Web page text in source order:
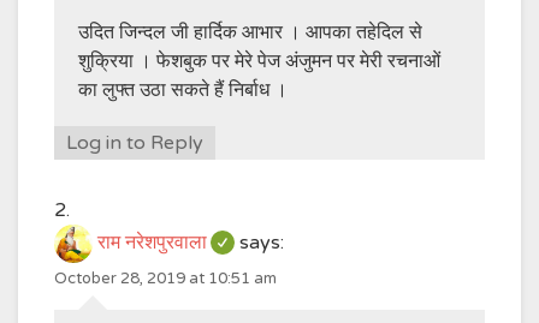
उदित जिन्दल जी हार्दिक आभार । आपका तहेदिल से
शुक्रिया । फेशबुक पर मेरे पेज अंजुमन पर मेरी रचनाओं
का लुफ्त उठा सकते हैं निर्बाध ।
Log in to Reply
राम नरेशपुरवाला says:
October 28, 2019 at 10:51 am